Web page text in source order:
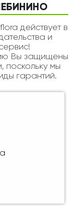
действует в
и
Вы защищены
поскольку мы
гарантий.